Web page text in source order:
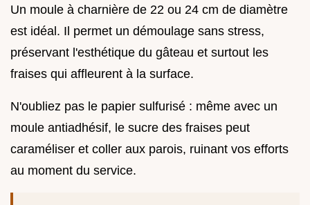
Un moule à charnière de 22 ou 24 cm de diamètre
est idéal. Il permet un démoulage sans stress,
préservant l'esthétique du gâteau et surtout les
fraises qui affleurent à la surface.
N'oubliez pas le papier sulfurisé : même avec un
moule antiadhésif, le sucre des fraises peut
caraméliser et coller aux parois, ruinant vos efforts
au moment du service.